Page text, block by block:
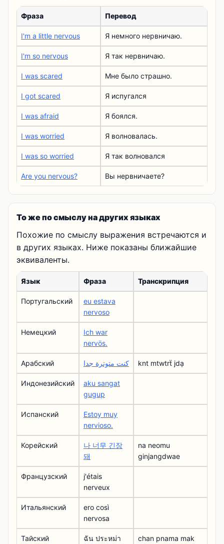
Фраза Перевод
I'm a little nervous Я немного нервничаю.
I'm so nervous Я так нервничаю.
I was scared Мне было страшно.
I got scared Я испугался
I was afraid Я боялся.
I was worried Я волновалась.
I was so worried Я так волновался
Are you nervous? Вы нервничаете?
То же по смыслу на других языках
Похожие по смыслу выражения встречаются и
в других языках. Ниже показаны ближайшие
эквиваленты.
Язык Фраза Транскрипция
Португальский
eu estava
nervoso
Немецкий
Ich war
nervös.
Арабский كنت متوترة جدا knt mtwtrẗ jdạ
Индонезийский
aku sangat
gugup
Испанский
Estoy muy
nervioso.
Корейский
나 너무 긴장
돼
na neomu
ginjangdwae
Французский
j'étais
nerveux
Итальянский
ero così
nervosa
Тайский ฉัน ประหม่า chan pnama mak